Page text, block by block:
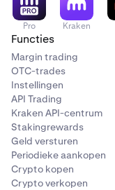
Pro Kraken
Functies
Margin trading
OTC-trades
Instellingen
API Trading
Kraken API-centrum
Stakingrewards
Geld versturen
Periodieke aankopen
Crypto kopen
Crypto verkopen